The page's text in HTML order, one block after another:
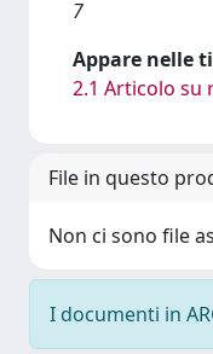
7
Appare nelle
2.1 Articolo su
File in questo
Non ci sono file
I documenti in